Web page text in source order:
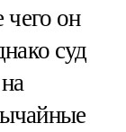
чего он
суд